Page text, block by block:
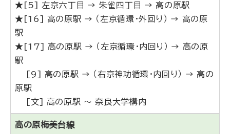
★[5] 左京六丁目 → 朱雀四丁目 → 高の原駅
★[16] 高の原駅 → （左京循環・外回り） → 高の原
駅
★[17] 高の原駅 → （左京循環・内回り） → 高の原
駅
[9] 高の原駅 → （右京神功循環・内回り） → 高の
原駅
[文] 高の原駅 ～ 奈良大学構内
高の原梅美台線